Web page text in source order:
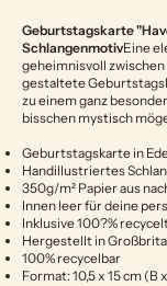
Geburtstagskarte
SchlangenmotivEine
geheimnisvoll
gestaltete
zu einem ganz
bisschen mystisch
Geburtstagskarte in
Handillustriertes
350g/m² Papier aus
Innen leer für deine
Inklusive 100?%
Hergestellt in
100% recycelbar
Format: 10,5 x 15 cm (B